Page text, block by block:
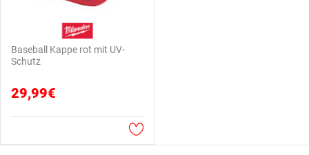
Baseball Kappe rot mit UV-
Schutz
29,99€